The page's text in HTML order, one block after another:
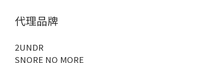
代理品牌
2UNDR
SNORE NO MORE